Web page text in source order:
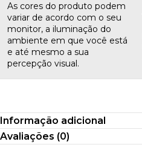
As cores do produto podem
variar de acordo com o seu
monitor, a iluminação do
ambiente em que você está
e até mesmo a sua
percepção visual.
Informação adicional
Avaliações (0)